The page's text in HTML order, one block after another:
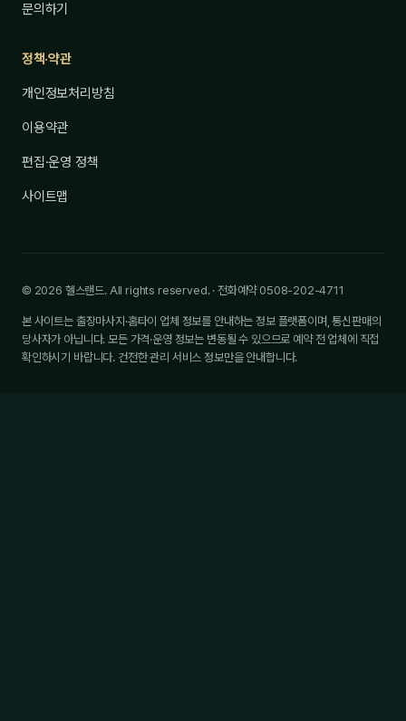
문의하기
정책·약관
개인정보처리방침
이용약관
편집·운영 정책
사이트맵
© 2026 헬스랜드. All rights reserved. · 전화예약 0508-202-4711
본 사이트는 출장마사지·홈타이 업체 정보를 안내하는 정보 플랫폼이며, 통신판매의
당사자가 아닙니다. 모든 가격·운영 정보는 변동될 수 있으므로 예약 전 업체에 직접
확인하시기 바랍니다. 건전한 관리 서비스 정보만을 안내합니다.